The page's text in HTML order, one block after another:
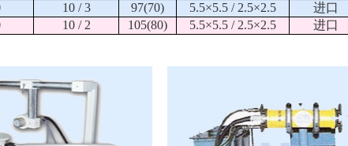
10 / 3 97(70) 5.5×5.5 / 2.5×2.5
进口
10 / 2 105(80) 5.5×5.5 / 2.5×2.5 进口